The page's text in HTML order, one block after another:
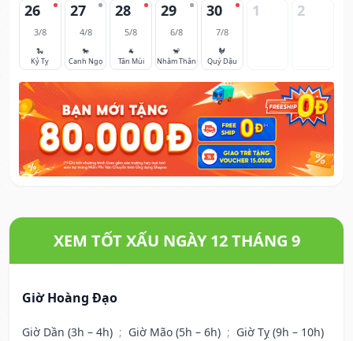
26
3/8
🐍
Kỷ Tỵ
27
4/8
🐎
Canh Ngọ
28
5/8
🐐
Tân Mùi
29
6/8
🐒
Nhâm Thân
30
7/8
🐓
Quý Dậu
1 2
XEM TỐT XẤU NGÀY 12 THÁNG 9
Giờ Hoàng Đạo
Giờ Dần (3h – 4h) ; Giờ Mão (5h – 6h) ; Giờ Tỵ (9h – 10h)